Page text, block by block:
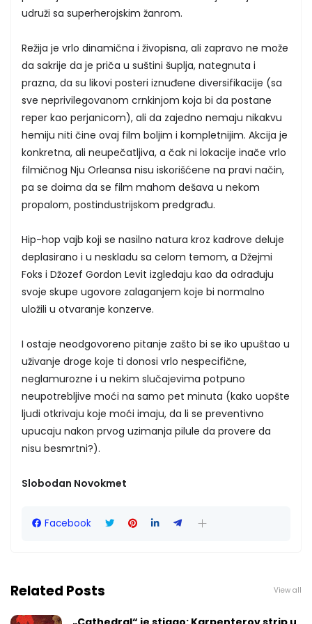
udruži sa superherojskim žanrom.
Režija je vrlo dinamična i živopisna, ali zapravo ne može
da sakrije da je priča u suštini šuplja, nategnuta i
prazna, da su likovi posteri iznuđene diversifikacije (sa
sve neprivilegovanom crnkinjom koja bi da postane
reper kao perjanicom), ali da zajedno nemaju nikakvu
hemiju niti čine ovaj film boljim i kompletnijim. Akcija je
konkretna, ali neupečatljiva, a čak ni lokacije inače vrlo
filmičnog Nju Orleansa nisu iskorišćene na pravi način,
pa se doima da se film mahom dešava u nekom
propalom, postindustrijskom predgrađu.
Hip-hop vajb koji se nasilno natura kroz kadrove deluje
deplasirano i u neskladu sa celom temom, a Džejmi
Foks i Džozef Gordon Levit izgledaju kao da odrađuju
svoje skupe ugovore zalaganjem koje bi normalno
uložili u otvaranje konzerve.
I ostaje neodgovoreno pitanje zašto bi se iko upuštao u
uživanje droge koje ti donosi vrlo nespecifične,
neglamurozne i u nekim slučajevima potpuno
neupotrebljive moći na samo pet minuta (kako uopšte
ljudi otkrivaju koje moći imaju, da li se preventivno
upucaju nakon prvog uzimanja pilule da provere da
nisu besmrtni?).
Slobodan Novokmet
Facebook
Related Posts View all